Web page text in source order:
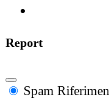
Report
Spam